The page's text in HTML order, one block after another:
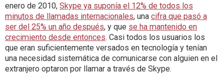
enero de 2010, Skype ya suponía el 12% de todos los
minutos de llamadas internacionales, una cifra que pasó a
ser del 25% un año después, y que se ha mantenido en
crecimiento desde entonces. Casi todos los usuarios los
que eran suficientemente versados en tecnología y tenían
una necesidad sistemática de comunicarse con alguien en el
extranjero optaron por llamar a través de Skype.